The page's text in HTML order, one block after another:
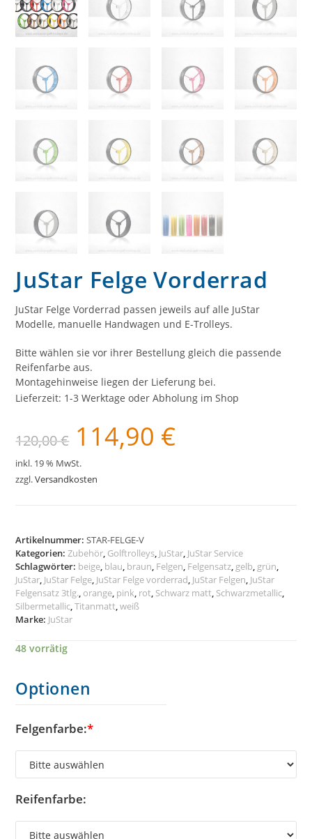
JuStar Felge Vorderrad
JuStar Felge Vorderrad passen jeweils auf alle JuStar
Modelle, manuelle Handwagen und E-Trolleys.
Bitte wählen sie vor ihrer Bestellung gleich die passende
Reifenfarbe aus.
Montagehinweise liegen der Lieferung bei.
Lieferzeit: 1-3 Werktage oder Abholung im Shop
120,00€
Ursprünglicher
war:
120,00 €
114,90 €Aktueller
inkl. 19 % MwSt.
zzgl.Versandkosten
Artikelnummer:STAR-FELGE-V
Kategorien:Zubehör, Golftrolleys, JuStar, JuStar Service
Schlagwörter: beige, blau, braun, Felgen, Felgensatz, gelb, grün,
JuStar, JuStar Felge, JuStar Felge vorderrad, JuStar Felgen, JuStar
Felgensatz 3tlg., orange, pink, rot, Schwarz matt, Schwarzmetallic,
Silbermetallic,Titanmatt,weiß
Marke: JuStar
48 vorrätig
Optionen
Felgenfarbe:*
Reifenfarbe: